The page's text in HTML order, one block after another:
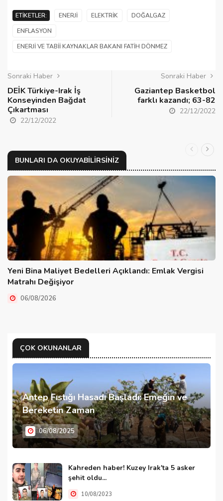
ETIKETLER: ENERJI ELEKTRIK
DOĞALGAZ
ENFLASYON
ENERJI VE TABII KAYNAKLAR BAKANI FATIH DÖNMEZ
Sonraki Haber
DEİK Türkiye-Irak İş
Konseyinden Bağdat
Çıkartması
22/12/2022
Sonraki Haber
Gaziantep Basketbol
farklı kazandı; 63-82
22/12/2022
BUNLARI DA OKUYABILIRSINIZ
Yeni Bina Maliyet Bedelleri Açıklandı: Emlak Vergisi
Matrahı Değişiyor
06/08/2026
ÇOK OKUNANLAR
Antep Fıstığı Hasadı Başladı: Emeğin ve
Bereketin Zaman
06/08/2025
Kahreden haber! Kuzey Irak'ta 5 asker
şehit oldu...
10/08/2023